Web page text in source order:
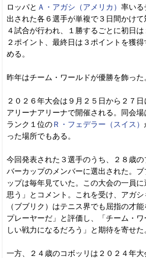
ロッパと Ａ・アガシ（アメリカ） 率いる
出された各６選手が単複で３日間かけ
４試合が行われ、１勝するごとに初日
２ポイント、最終日は３ポイントを獲
める。
昨年はチーム・ワールドが優勝を飾った
２０２６年大会は９月２５日から２７
アリーナアリーナで開催される。同会
ランク１位のＲ・フェデラー（スイス）
った場所でもある。
今回発表された３選手のうち、２８歳
バーカップのメンバーに選出された。
ップは毎年見ていた。この大会の一員
思う」とコメント。これを受け、アガ
（ブブリク）はテニス界でも屈指の才
プレーヤーだ」と評価し、「チーム・
しい戦力になるだろう」と期待を寄せた
一方、２４歳のコボッリは２０２４年